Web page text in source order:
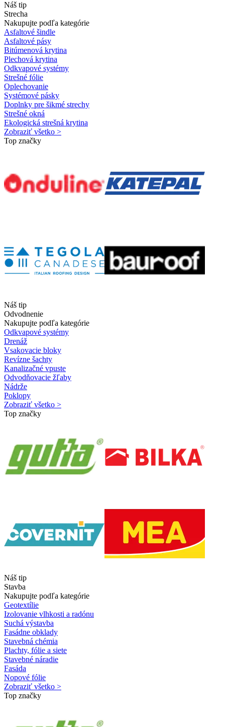
Náš tip
Strecha
Nakupujte podľa kategórie
Asfaltové šindle
Asfaltové pásy
Bitúmenová krytina
Plechová krytina
Odkvapové systémy
Strešné fólie
Oplechovanie
Systémové pásky
Doplnky pre šikmé strechy
Strešné okná
Ekologická strešná krytina
Zobraziť všetko >
Top značky
Náš tip
Odvodnenie
Nakupujte podľa kategórie
Odkvapové systémy
Drenáž
Vsakovacie bloky
Revízne šachty
Kanalizačné vpuste
Odvodňovacie žľaby
Nádrže
Poklopy
Zobraziť všetko >
Top značky
Náš tip
Stavba
Nakupujte podľa kategórie
Geotextílie
Izolovanie vlhkosti a radónu
Suchá výstavba
Fasádne obklady
Stavebná chémia
Plachty, fólie a siete
Stavebné náradie
Fasáda
Nopové fólie
Zobraziť všetko >
Top značky